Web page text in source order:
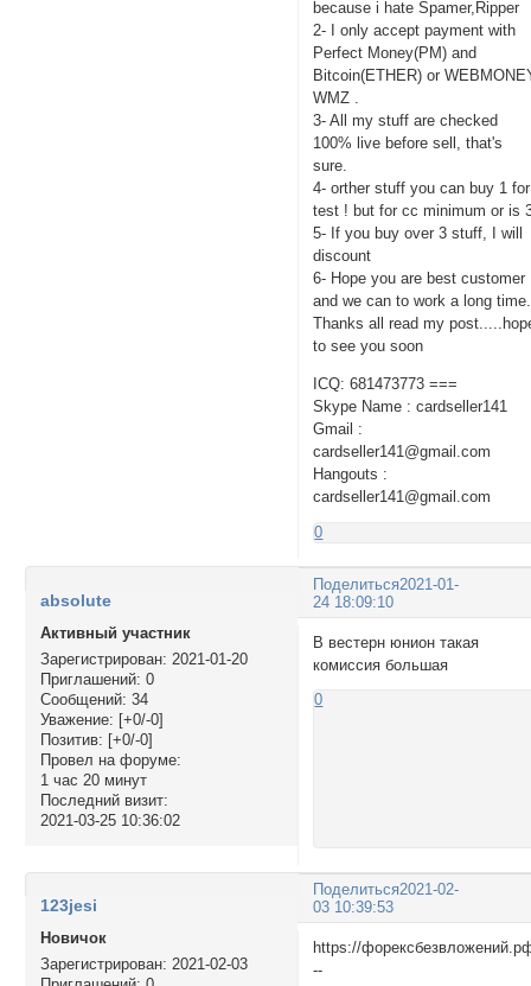
because i hate Spamer,Ripper
2- I only accept payment with
Perfect Money(PM) and
Bitcoin(ETHER) or
WMZ .
3- All my stuff are checked
100% live before sell, that's
sure.
4- orther stuff you can buy 1 for
test ! but for cc minimum or is
5- If you buy over 3 stuff, I will
discount
6- Hope you are best customer
and we can to work a long time.
Thanks all read my
to see you soon
ICQ: 681473773 ===
Skype Name : cardseller141
Gmail :
cardseller141@gmail.com
Hangouts :
cardseller141@gmail.com
0
Поделиться2021-01-
24 18:09:10
absolute
Активный участник
Зарегистрирован: 2021-01-20
Приглашений: 0
Сообщений: 34
Уважение: [+0/-0]
Позитив: [+0/-0]
Провел на форуме:
1 час 20 минут
Последний визит:
2021-03-25 10:36:02
В вестерн юнион такая
комиссия большая
0
Поделиться2021-02-
03 10:39:53
123jesi
Новичок
Зарегистрирован: 2021-02-03
https://
--